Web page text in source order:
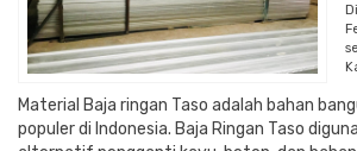
Material Baja ringan Taso adalah bahan
populer di Indonesia. Baja Ringan Taso